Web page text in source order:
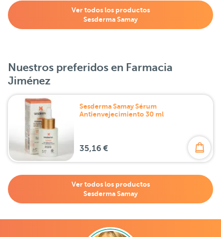
Ver todos los productos
Sesderma Samay
Nuestros preferidos en Farmacia
Jiménez
Sesderma Samay Sérum
Antienvejecimiento 30 ml
35,16 €
Ver todos los productos
Sesderma Samay